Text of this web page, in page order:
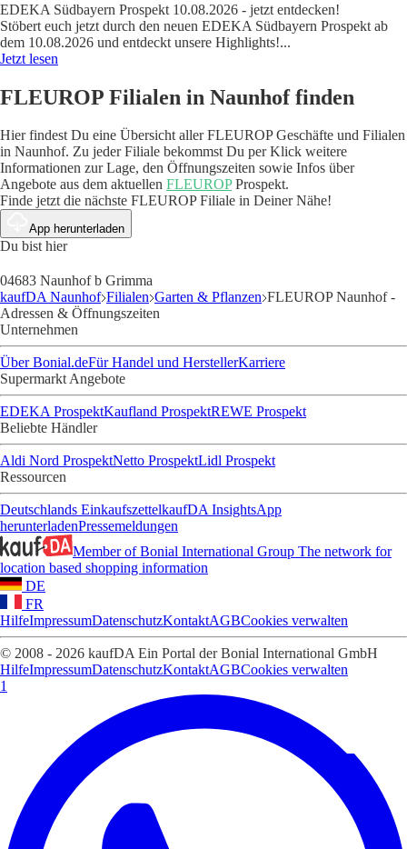
EDEKA Südbayern Prospekt 10.08.2026 - jetzt entdecken!
Stöbert euch jetzt durch den neuen EDEKA Südbayern Prospekt ab
dem 10.08.2026 und entdeckt unsere Highlights!...
Jetzt lesen
FLEUROP Filialen in Naunhof finden
Hier findest Du eine Übersicht aller FLEUROP Geschäfte und Filialen
in Naunhof. Zu jeder Filiale bekommst Du per Klick weitere
Informationen zur Lage, den Öffnungszeiten sowie Infos über
Angebote aus dem aktuellen FLEUROPProspekt.
Finde jetzt die nächste FLEUROP Filiale in Deiner Nähe!
App herunterladen
Du bist hier
04683 Naunhof b Grimma
kaufDA Naunhof Filialen Garten & Pflanzen FLEUROP Naunhof -
Adressen & Öffnungszeiten
Unternehmen
Über Bonial.deFür Handel und HerstellerKarriere
Supermarkt Angebote
EDEKA ProspektKaufland ProspektREWE Prospekt
Beliebte Händler
Aldi Nord ProspektNetto ProspektLidl Prospekt
Ressourcen
Deutschlands EinkaufszettelkaufDA InsightsApp
herunterladenPressemeldungen
Member of Bonial International Group The network for
location based shopping information
DE
FR
HilfeImpressumDatenschutzKontaktAGBCookies verwalten
© 2008 - 2026 kaufDA Ein Portal der Bonial International GmbH
HilfeImpressumDatenschutzKontaktAGBCookies verwalten
1